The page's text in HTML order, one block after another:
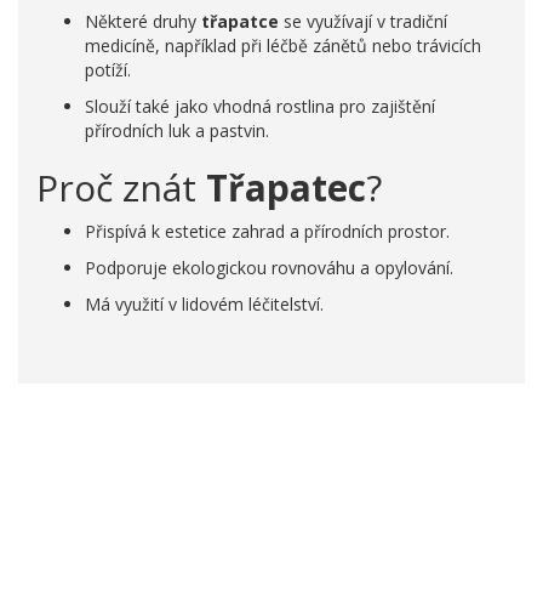
Některé druhy třapatce se využívají v tradiční
medicíně, například při léčbě zánětů nebo trávicích
potíží.
Slouží také jako vhodná rostlina pro zajištění
přírodních luk a pastvin.
Proč znát Třapatec?
Přispívá k estetice zahrad a přírodních prostor.
Podporuje ekologickou rovnováhu a opylování.
Má využití v lidovém léčitelství.